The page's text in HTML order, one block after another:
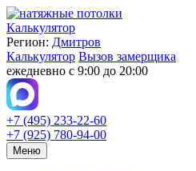
Калькулятор
Регион: Дмитров
Калькулятор Вызов замерщика
ежедневно с 9:00 до 20:00
+7 (495) 233-22-60
+7 (925) 780-94-00
Меню